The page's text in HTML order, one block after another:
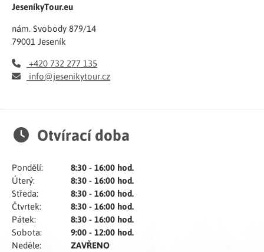
JeseníkyTour.eu
nám. Svobody 879/14
79001 Jeseník
+420 732 277 135
info@jesenikytour.cz
Otvírací doba
Pondělí:
8:30 - 16:00 hod.
Úterý:
8:30 - 16:00 hod.
Středa:
8:30 - 16:00 hod.
Čtvrtek:
8:30 - 16:00 hod.
Pátek:
8:30 - 16:00 hod.
Sobota:
9:00 - 12:00 hod.
Neděle:
ZAVŘENO